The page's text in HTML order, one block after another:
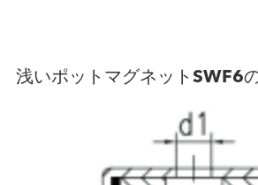
浅いポットマグネットSWF6